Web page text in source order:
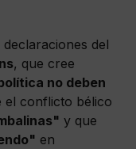
del
, que cree
no deben
el conflicto bélico
y que
en